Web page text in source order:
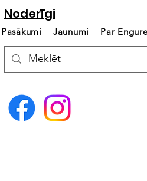
Noderīgi
Pasākumi Jaunumi Par